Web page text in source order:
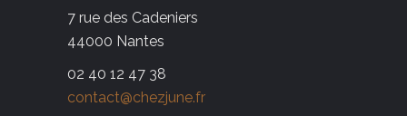
7 rue des Cadeniers
44000 Nantes
02 40 12 47 38
contact@chezjune.fr